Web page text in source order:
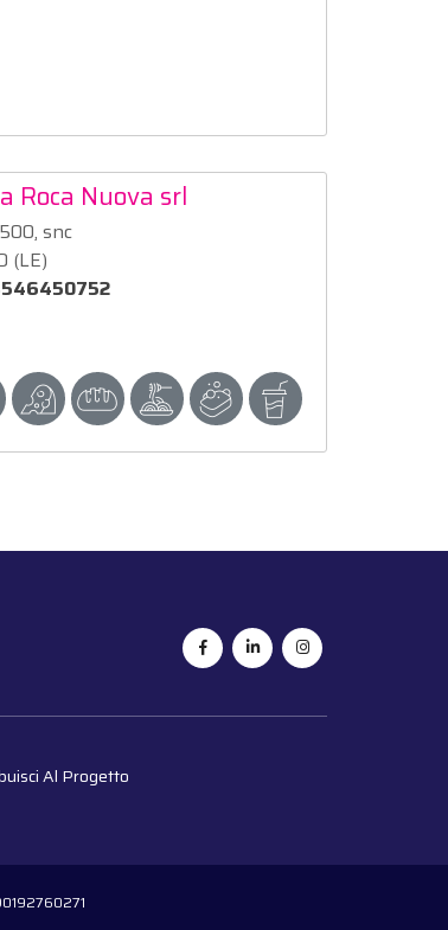
Roca Nuova srl
snc
(LE)
Al Progetto